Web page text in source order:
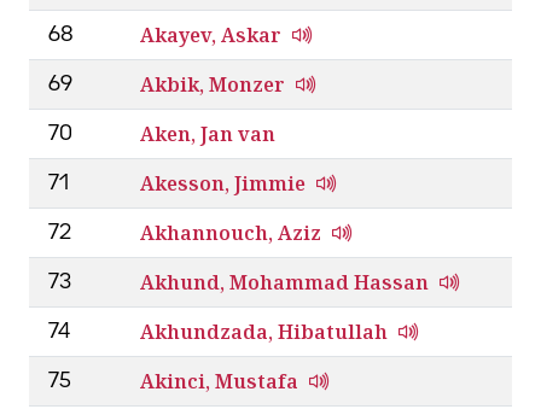
68 Akayev, Askar
69 Akbik, Monzer
70 Aken, Jan van
71 Akesson, Jimmie
72 Akhannouch, Aziz
73 Akhund, Mohammad Hassan
74 Akhundzada, Hibatullah
75 Akinci, Mustafa